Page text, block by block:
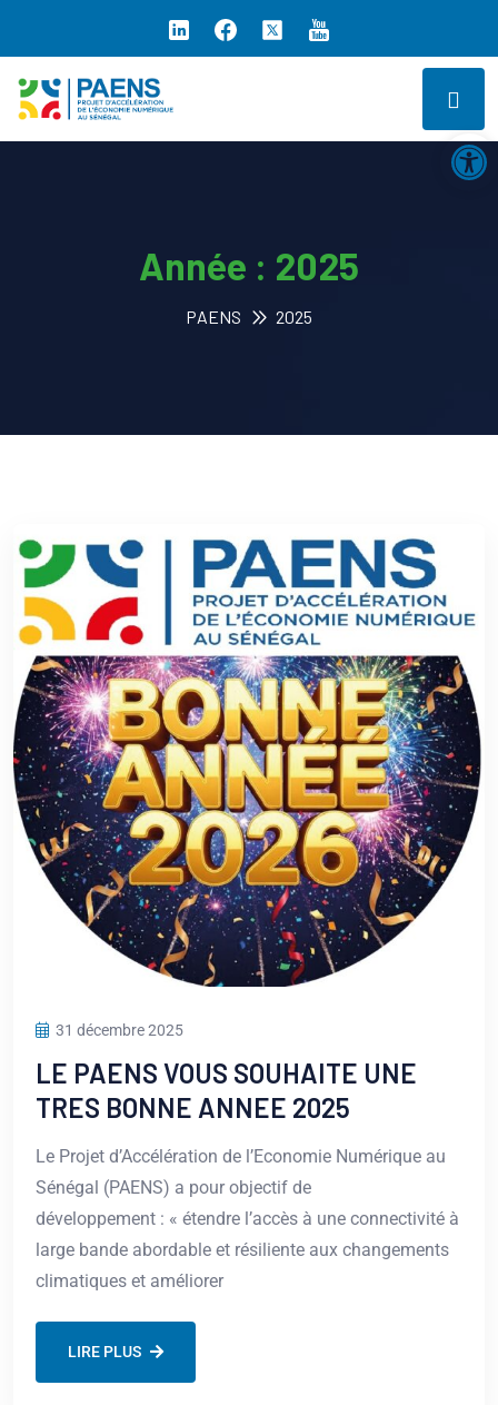
Année : 2025
PAENS 2025
31 décembre 2025
LE PAENS VOUS SOUHAITE UNE
TRES BONNE ANNEE 2025
Le Projet d’Accélération de l’Economie Numérique au
Sénégal (PAENS) a pour objectif de
développement : « étendre l’accès à une connectivité à
large bande abordable et résiliente aux changements
climatiques et améliorer
LIRE PLUS